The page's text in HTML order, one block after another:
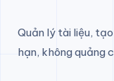
Quản lý tài liệu,
hạn, không quảng